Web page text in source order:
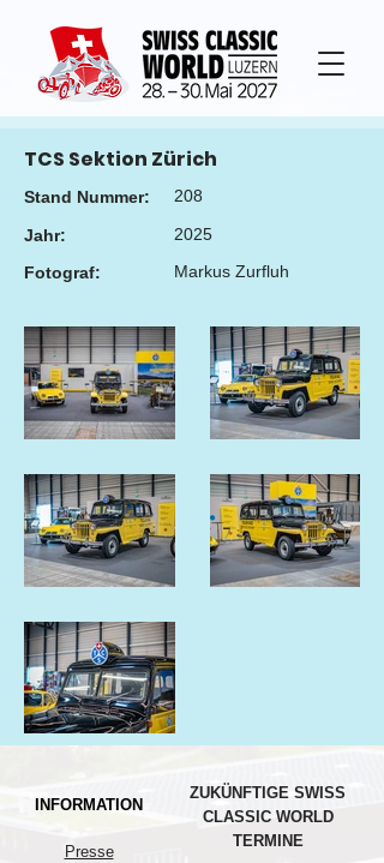
TCS Sektion Zürich
Stand Nummer: 208
Jahr:
2025
Fotograf:
Markus Zurfluh
INFORMATION
Presse
ZUKÜNFTIGE SWISS
CLASSIC WORLD
TERMINE